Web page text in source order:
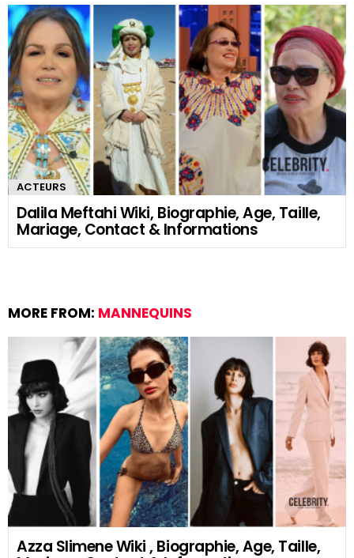
ACTEURS
Dalila Meftahi Wiki, Biographie, Age, Taille,
Mariage, Contact & Informations
MORE FROM: MANNEQUINS
Azza Slimene Wiki , Biographie, Age, Taille,